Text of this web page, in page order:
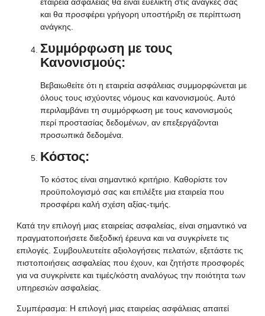
και θα προσφέρει γρήγορη υποστήριξη σε περίπτωση
ανάγκης.
Συμμόρφωση με τους
Κανονισμούς:
Βεβαιωθείτε ότι η εταιρεία ασφάλειας συμμορφώνεται με
όλους τους ισχύοντες νόμους και κανονισμούς. Αυτό
περιλαμβάνει τη συμμόρφωση με τους κανονισμούς
περί προστασίας δεδομένων, αν επεξεργάζονται
προσωπικά δεδομένα.
Κόστος:
Το κόστος είναι σημαντικό κριτήριο. Καθορίστε τον
προϋπολογισμό σας και επιλέξτε μια εταιρεία που
προσφέρει καλή σχέση αξίας-τιμής.
Κατά την επιλογή μιας εταιρείας ασφαλείας, είναι σημαντικό να
πραγματοποιήσετε διεξοδική έρευνα και να συγκρίνετε τις
επιλογές. Συμβουλευτείτε αξιολογήσεις πελατών, εξετάστε τις
πιστοποιήσεις ασφαλείας που έχουν, και ζητήστε προσφορές
για να συγκρίνετε και τιμές/κόστη αναλόγως την ποιότητα των
υπηρεσιών ασφαλείας.
Συμπέρασμα: Η επιλογή μιας εταιρείας ασφάλειας απαιτεί